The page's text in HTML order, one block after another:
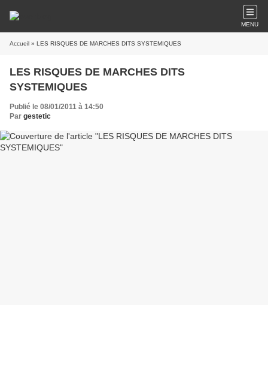
MENU
Accueil » LES RISQUES DE MARCHES DITS SYSTEMIQUES
LES RISQUES DE MARCHES DITS
SYSTEMIQUES
Publié le 08/01/2011 à 14:50
Par gestetic